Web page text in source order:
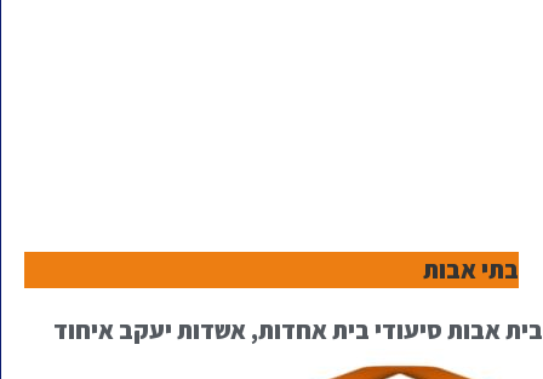
בתי אבות
בית אבות סיעודי בית אחדות, אשדות יעקב איחוד